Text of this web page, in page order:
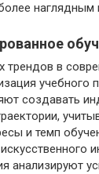
наглядным
в
учебного
создавать
и темп
анализируют